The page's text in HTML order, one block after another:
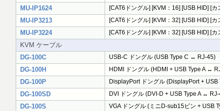
MU-IP1624 [CAT6ドングル] [KVM：16] [USB HID] [
MU-IP3213 [CAT6ドングル] [KVM：32] [USB HID] [
MU-IP3224 [CAT6ドングル] [KVM：32] [USB HID] [
KVM ケーブル
DG-100C
USB-C ドングル (USB Type C ↔ RJ-45)
DG-100H HDMI ドングル (HDMI + USB Type A ↔
DG-100P DisplayPort ドングル (DisplayPort +
DG-100SD DVI ドングル (DVI-D + USB Type A ↔
DG-100S VGA ドングル (ミニD-sub15ピン + USB